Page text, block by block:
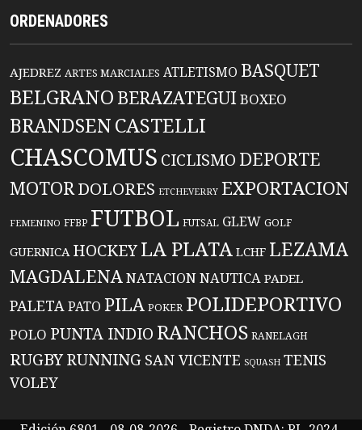
ORDENADORES
AJEDREZ ARTES MARCIALES ATLETISMO BASQUET
BELGRANO BERAZATEGUIBOXEO
BRANDSENCASTELLI
CHASCOMUS CICLISMO DEPORTE
MOTORDOLORES ETCHEVERRY EXPORTACION
FEMENINO FFBP FUTBOL FUTSAL GLEW GOLF
GUERNICA HOCKEYLA PLATA LCHF LEZAMA
MAGDALENANATACIONNAUTICA PADEL
PALETAPATO PILA POKER POLIDEPORTIVO
POLO PUNTA INDIO RANCHOS RANELAGH
RUGBYRUNNING SAN VICENTE SQUASH TENIS
VOLEY